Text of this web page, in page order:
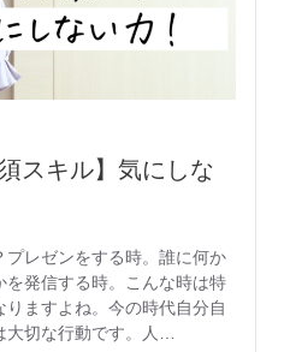
スキル】気にしな
プレゼンをする時。誰に何か
を発信する時。こんな時は特
ますよね。今の時代自分自
切な行動です。人…